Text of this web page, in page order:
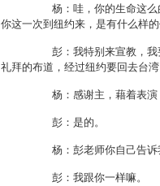
杨：哇，你的生命这么的丰
你这一次到纽约来，是有什么样
彭：我特别来宣教，我要吹
礼拜的布道，经过纽约要回去台
杨：感谢主，藉着表演，
彭：是的。
杨：彭老师你自己告诉我
彭：我跟你一样嘛。